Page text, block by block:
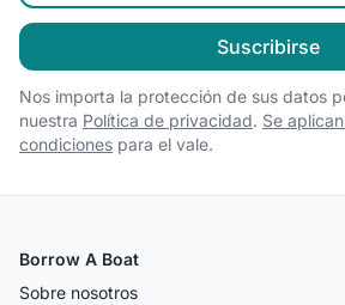
Suscribirse
Nos importa la protección de sus datos
nuestra Política de privacidad. Se
condiciones para el vale.
Borrow A Boat
Sobre nosotros